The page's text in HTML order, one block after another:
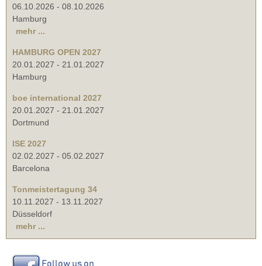
06.10.2026 - 08.10.2026
Hamburg
mehr ...
HAMBURG OPEN 2027
20.01.2027 - 21.01.2027
Hamburg
boe international 2027
20.01.2027 - 21.01.2027
Dortmund
ISE 2027
02.02.2027 - 05.02.2027
Barcelona
Tonmeistertagung 34
10.11.2027 - 13.11.2027
Düsseldorf
mehr ...